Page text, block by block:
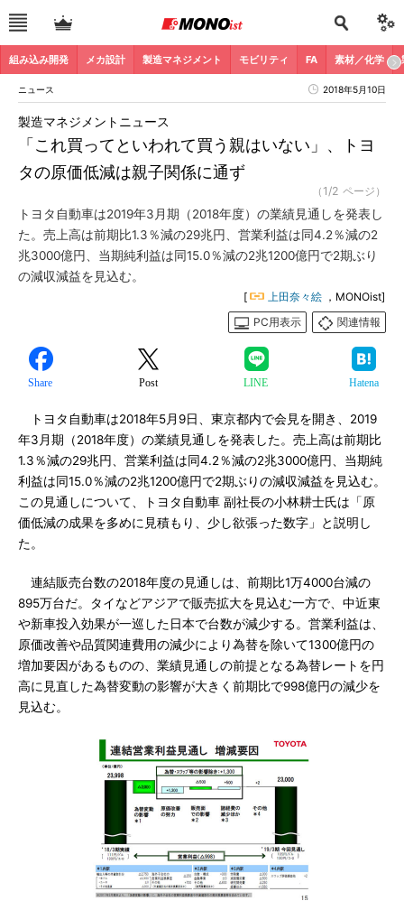
組み込み開発 メカ設計 製造マネジメント モビリティ FA 素材／化学
ニュース 2018年5月10日
「これ買ってといわれて買う親はいない」、トヨ
タの原価低減は親子関係に通ず
製造マネジメントニュース
（1/2 ページ）
トヨタ自動車は2019年3月期（2018年度）の業績見通しを発表し
た。売上高は前期比1.3％減の29兆円、営業利益は同4.2％減の2
兆3000億円、当期純利益は同15.0％減の2兆1200億円で2期ぶり
の減収減益を見込む。
[ 上田奈々絵 ，MONOist]
PC用表示
関連情報
Share Post LINE Hatena
トヨタ自動車は2018年5月9日、東京都内で会見を開き、2019
年3月期（2018年度）の業績見通しを発表した。売上高は前期比
1.3％減の29兆円、営業利益は同4.2％減の2兆3000億円、当期純
利益は同15.0％減の2兆1200億円で2期ぶりの減収減益を見込む。
この見通しについて、トヨタ自動車 副社長の小林耕士氏は「原
価低減の成果を多めに見積もり、少し欲張った数字」と説明し
た。
連結販売台数の2018年度の見通しは、前期比1万4000台減の
895万台だ。タイなどアジアで販売拡大を見込む一方で、中近東
や新車投入効果が一巡した日本で台数が減少する。営業利益は、
原価改善や品質関連費用の減少により為替を除いて1300億円の
増加要因があるものの、業績見通しの前提となる為替レートを円
高に見直した為替変動の影響が大きく前期比で998億円の減少を
見込む。